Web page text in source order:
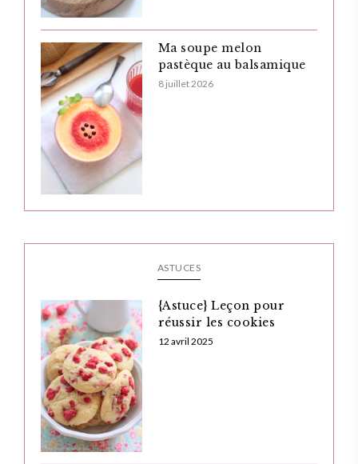
Ma soupe melon
pastèque au balsamique
8 juillet 2026
ASTUCES
{Astuce} Leçon pour
réussir les cookies
12 avril 2025